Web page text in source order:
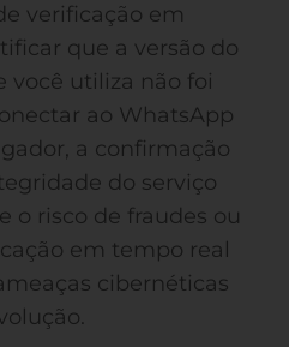
verificação em
que a versão do
você utiliza não foi
ao WhatsApp
a confirmação
do serviço
o risco de fraudes ou
em tempo real
cibernéticas